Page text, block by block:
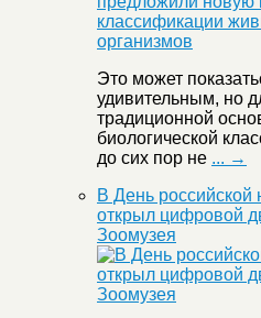
Это может
удивительным, но
традиционной
биологической
до сих пор не ... →
В День российской
открыл цифровой
Зоомузея